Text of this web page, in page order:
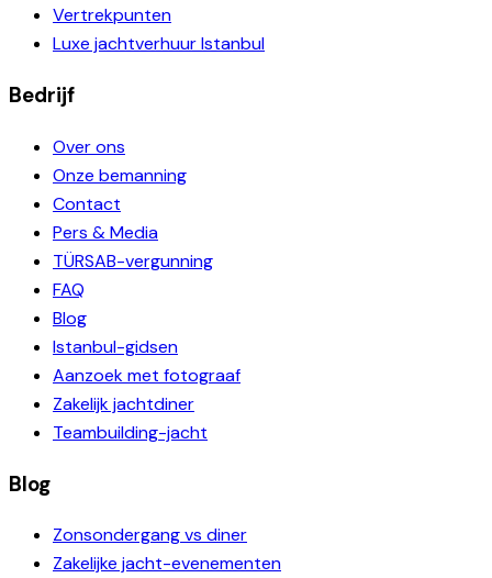
Vertrekpunten
Luxe jachtverhuur Istanbul
Bedrijf
Over ons
Onze bemanning
Contact
Pers & Media
TÜRSAB-vergunning
FAQ
Blog
Istanbul-gidsen
Aanzoek met fotograaf
Zakelijk jachtdiner
Teambuilding-jacht
Blog
Zonsondergang vs diner
Zakelijke jacht-evenementen